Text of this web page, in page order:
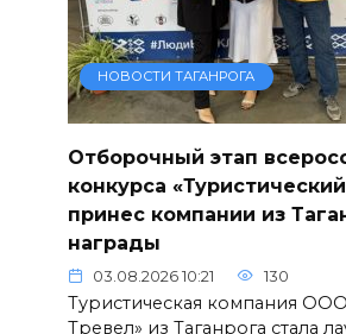
НОВОСТИ ТАГАНРОГА
Отборочный этап
конкурса
принес компании из
награды
03.08.2026 10:21 130
Туристическая компания
Тревел» из Таганрога стала